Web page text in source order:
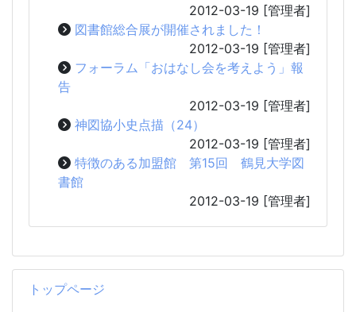
トップページ
2012-03-19 [管理者]
図書館総合展が開催されました！
2012-03-19 [管理者]
フォーラム「おはなし会を考えよう」報
告
2012-03-19 [管理者]
神図協小史点描（24）
2012-03-19 [管理者]
特徴のある加盟館 第15回 鶴見大学図
書館
2012-03-19 [管理者]